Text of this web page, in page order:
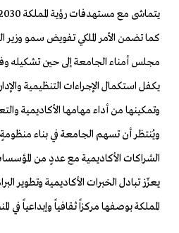
يتماشى مع مستهدفات رؤية المملكة 2030.
كما تضمن الأمر الملكي تفويض سمو
مجلس أمناء الجامعة إلى حين تشكيله
يكفل استكمال الإجراءات التنظيمية
وتمكينها من أداء مهامها الأكاديمية
ويُنتظر أن تسهم الجامعة في بناء
الشراكات الأكاديمية مع عددٍ من
يعزّز تبادل الخبرات الأكاديمية وتطوير
المملكة بوصفها مركزاً ثقافياً وإبداعياً في